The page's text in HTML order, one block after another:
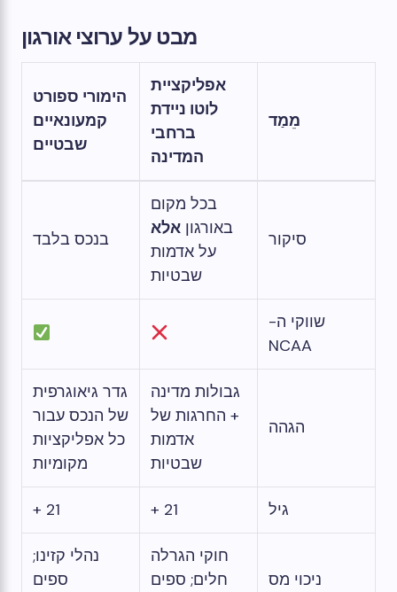
מבט על ערוצי אורגון
מֵמַד
אפליקציית
לוטו ניידת
ברחבי
המדינה
הימורי ספורט
קמעונאיים
שבטיים
סיקור
בכל מקום
באורגון אלא
על אדמות
שבטיות
בנכס בלבד
שווקי ה-
NCAA
הגהה
גבולות מדינה
+ החרגות של
אדמות
שבטיות
גדר גיאוגרפית
של הנכס עבור
כל אפליקציות
מקומיות
גיל 21 +
21 +
ניכוי מס
חוקי הגרלה
חלים; ספים
נהלי קזינו;
ספים